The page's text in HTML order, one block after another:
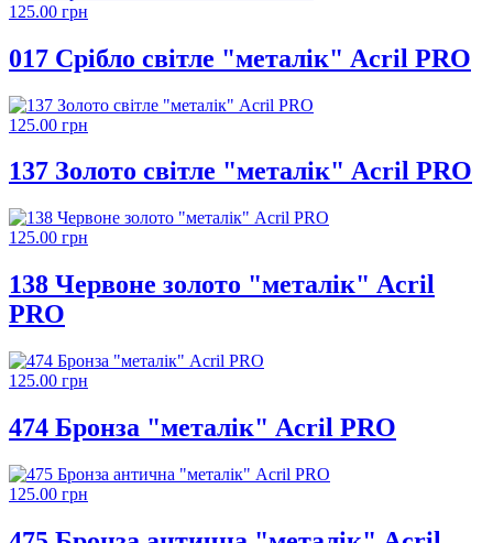
125.00 грн
017 Срібло світле "металік" Acril PRO
125.00 грн
137 Золото світле "металік" Acril PRO
125.00 грн
138 Червоне золото "металік" Acril
PRO
125.00 грн
474 Бронза "металік" Acril PRO
125.00 грн